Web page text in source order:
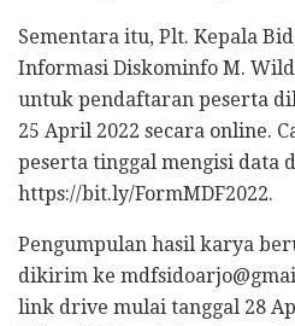
Sementara itu, Plt. Kepala
Informasi Diskominfo M.
untuk pendaftaran peserta
25 April 2022 secara online.
peserta tinggal mengisi data
https://bit.ly/FormMDF2022.
Pengumpulan hasil karya
dikirim ke
link drive mulai tanggal 28